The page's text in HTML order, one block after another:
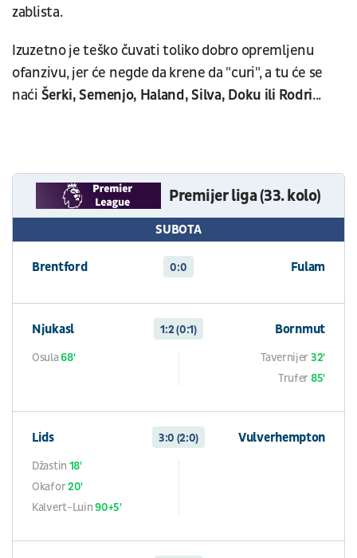
zablista.
Izuzetno je teško čuvati toliko dobro opremljenu
ofanzivu, jer će negde da krene da "curi", a tu će se
naći Šerki, Semenjo, Haland, Silva, Doku ili Rodri...
Premijer liga (33. kolo)
SUBOTA
Brentford 0:0 Fulam
Njukasl 1:2 (0:1) Bornmut
Osula68' Tavernijer 32'
Trufer 85'
Lids 3:0 (2:0) Vulverhempton
Džastin 18'
Okafor20'
Kalvert-Luin90+5'